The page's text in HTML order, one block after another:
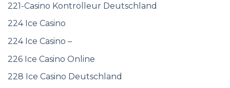
221-Casino Kontrolleur Deutschland
224 Ice Casino
224 Ice Casino –
226 Ice Casino Online
228 Ice Casino Deutschland